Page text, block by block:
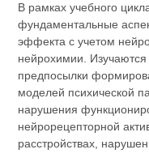
В рамках учебного
фундаментальные
эффекта с учетом
нейрохимии.
предпосылки
моделей психической
нарушения
нейрорецепторной
расстройствах,